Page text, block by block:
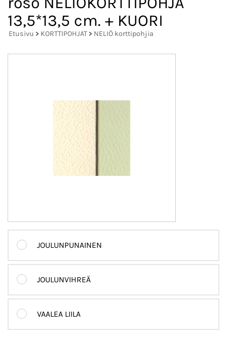
13,5*13,5 cm. + KUORI
Etusivu > KORTTIPOHJAT> NELIÖ korttipohjia
JOULUNPUNAINEN
JOULUNVIHREÄ
VAALEA LIILA